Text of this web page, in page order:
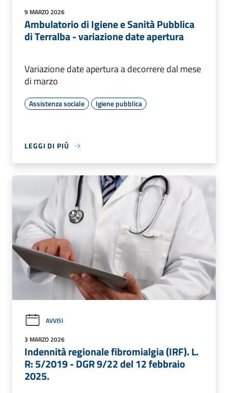
9 MARZO 2026
Ambulatorio di Igiene e Sanità Pubblica
di Terralba - variazione date apertura
Variazione date apertura a decorrere dal mese
di marzo
Assistenza sociale Igiene pubblica
LEGGI DI PIÙ
AVVISI
3 MARZO 2026
Indennità regionale fibromialgia (IRF). L.
R: 5/2019 - DGR 9/22 del 12 febbraio
2025.